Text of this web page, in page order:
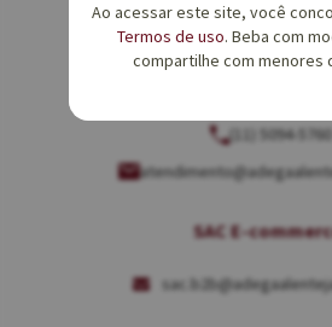
(11) 5094-5760
SAC E-
Ao acessar este site, você
Termos de uso. Beba com
compartilhe com menores